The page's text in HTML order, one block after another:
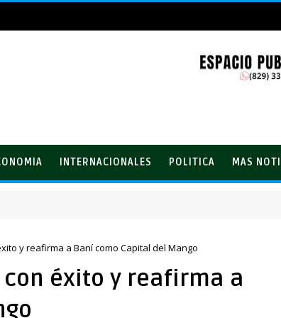
INTERNACIONALES POLITICA MAS
y reafirma a Baní como Capital del Mango
éxito y reafirma a